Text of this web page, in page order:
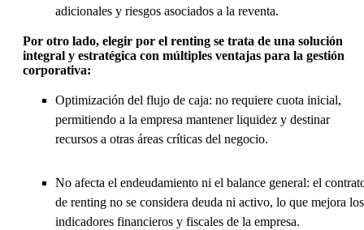
adicionales y riesgos asociados a la reventa.
Por otro lado, elegir por el renting se trata de una solución
integral y estratégica con múltiples ventajas para la gestión
corporativa:
Optimización del flujo de caja: no requiere cuota inicial,
permitiendo a la empresa mantener liquidez y destinar
recursos a otras áreas críticas del negocio.
No afecta el endeudamiento ni el balance general: el
de renting no se considera deuda ni activo, lo que mejora los
indicadores financieros y fiscales de la empresa.